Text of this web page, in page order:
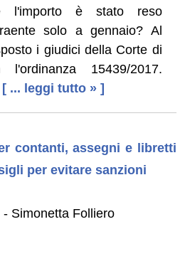
l'importo è stato reso
solo a gennaio? Al
i giudici della Corte di
l'ordinanza 15439/2017.
[ ... leggi tutto » ]
contanti, assegni e libretti
per evitare sanzioni
Simonetta Folliero